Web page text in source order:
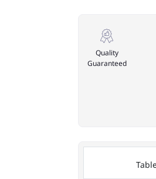
Quality
Guaranteed